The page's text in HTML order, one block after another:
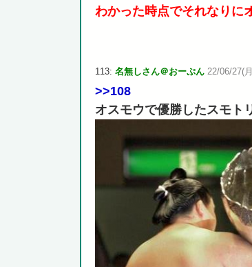
わかった時点でそれなりに
113: 名無しさん＠おーぷん 22/06/27(
>>108
オスモウで優勝したスモト